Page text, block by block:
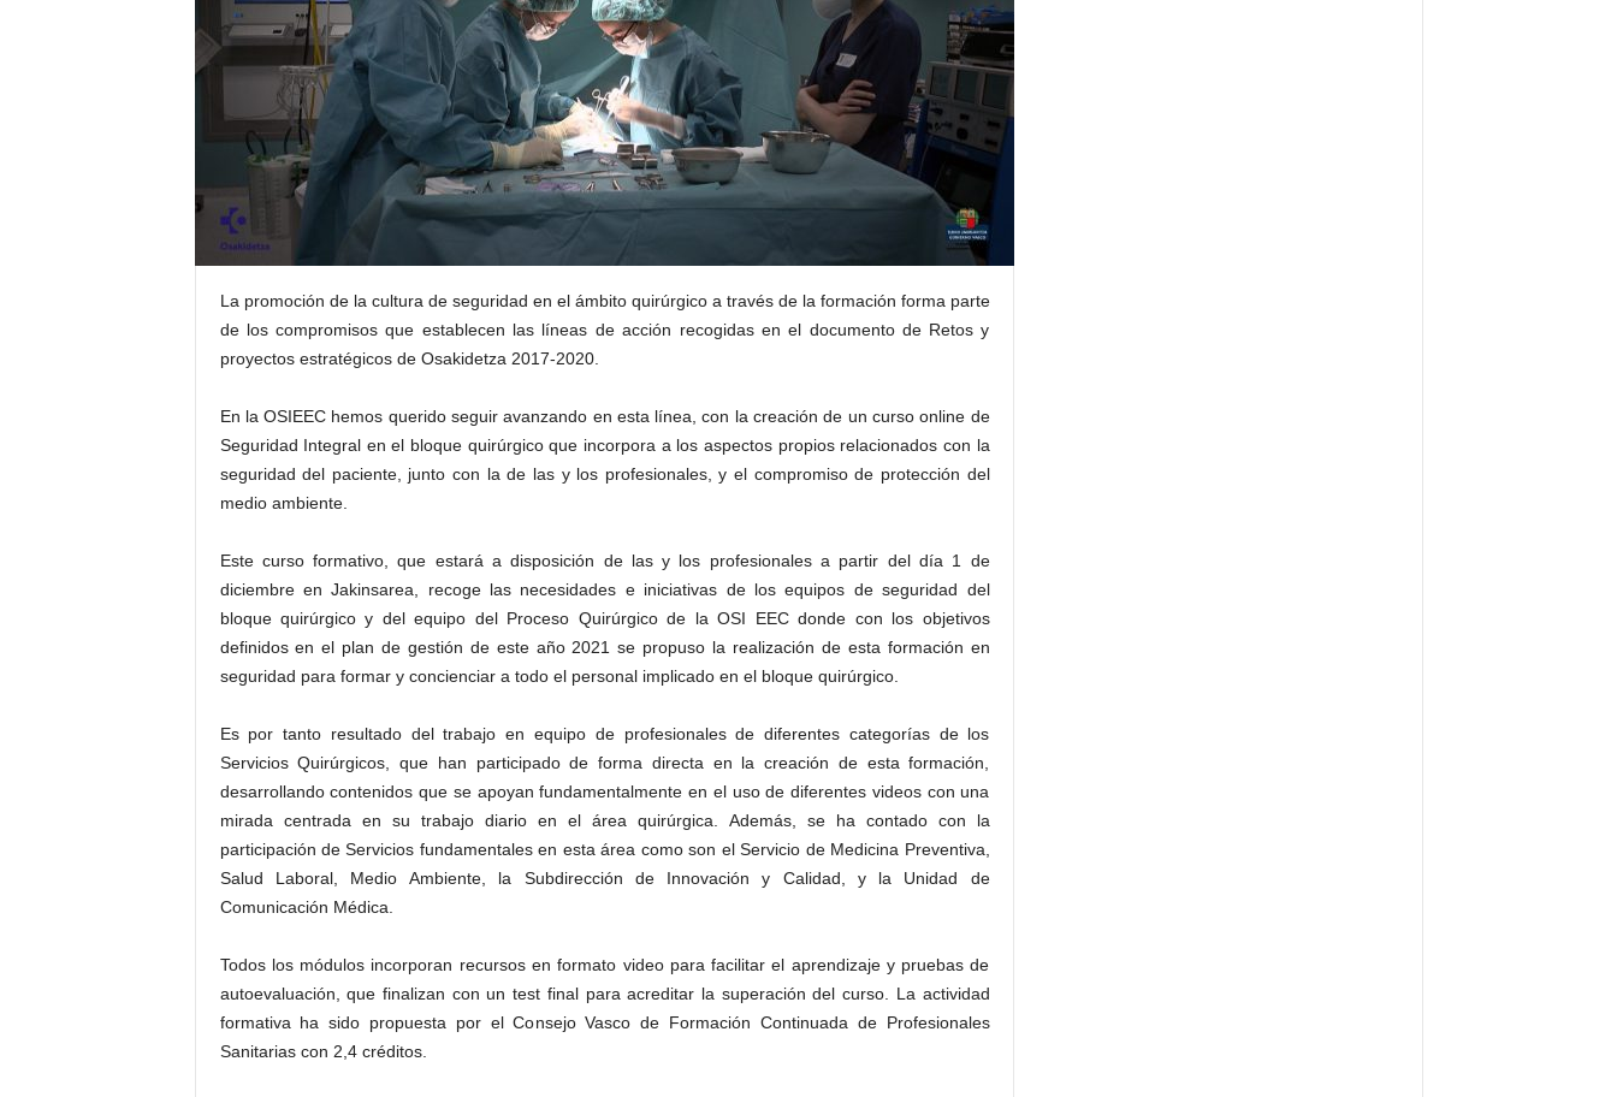
C
R
La promoción de la cultura de seguridad en el ámbito quirúrgico a través de la formación forma parte
de los compromisos que establecen las líneas de acción recogidas en el documento de Retos y
proyectos estratégicos de Osakidetza 2017-2020.
En la OSIEEC hemos querido seguir avanzando en esta línea, con la creación de un curso online de
Seguridad Integral en el bloque quirúrgico que incorpora a los aspectos propios relacionados con la
seguridad del paciente, junto con la de las y los profesionales, y el compromiso de protección del
medio ambiente.
Este curso formativo, que estará a disposición de las y los profesionales a partir del día 1 de
diciembre en Jakinsarea, recoge las necesidades e iniciativas de los equipos de seguridad del
bloque quirúrgico y del equipo del Proceso Quirúrgico de la OSI EEC donde con los objetivos
definidos en el plan de gestión de este año 2021 se propuso la realización de esta formación en
seguridad para formar y concienciar a todo el personal implicado en el bloque quirúrgico.
Es por tanto resultado del trabajo en equipo de profesionales de diferentes categorías de los
Servicios Quirúrgicos, que han participado de forma directa en la creación de esta formación,
desarrollando contenidos que se apoyan fundamentalmente en el uso de diferentes videos con una
mirada centrada en su trabajo diario en el área quirúrgica. Además, se ha contado con la
participación de Servicios fundamentales en esta área como son el Servicio de Medicina Preventiva,
Salud Laboral, Medio Ambiente, la Subdirección de Innovación y Calidad, y la Unidad de
Comunicación Médica.
Todos los módulos incorporan recursos en formato video para facilitar el aprendizaje y pruebas de
autoevaluación, que finalizan con un test final para acreditar la superación del curso. La actividad
formativa ha sido propuesta por el Consejo Vasco de Formación Continuada de Profesionales
Sanitarias con 2,4 créditos.